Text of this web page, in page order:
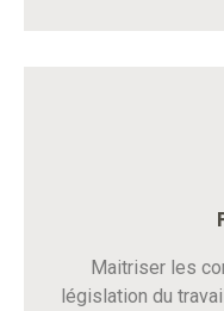
Maitriser les
législation du